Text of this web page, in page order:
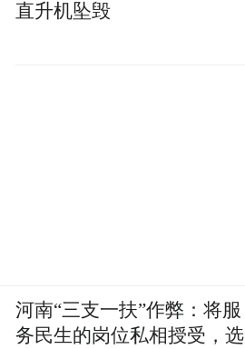
直升机坠毁
河南“三支一扶”作弊：将服
务民生的岗位私相授受，选